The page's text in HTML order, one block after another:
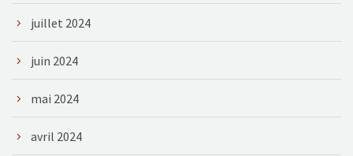
juillet 2024
juin 2024
mai 2024
avril 2024